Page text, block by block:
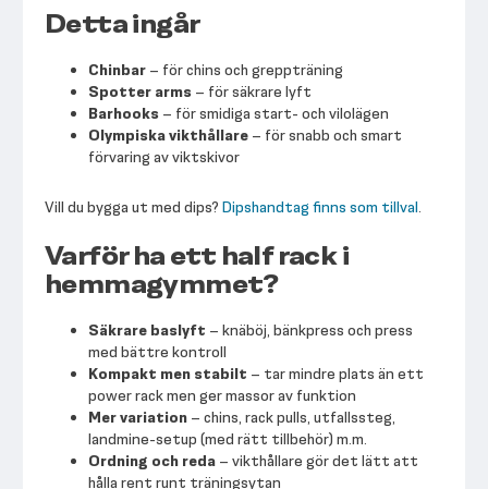
Detta ingår
Chinbar – för chins och greppträning
Spotter arms – för säkrare lyft
Barhooks – för smidiga start- och vilolägen
Olympiska vikthållare – för snabb och smart
förvaring av viktskivor
Vill du bygga ut med dips? Dipshandtag finns som tillval.
Varför ha ett half rack i
hemmagymmet?
Säkrare baslyft – knäböj, bänkpress och press
med bättre kontroll
Kompakt men stabilt – tar mindre plats än ett
power rack men ger massor av funktion
Mer variation – chins, rack pulls, utfallssteg,
landmine-setup (med rätt tillbehör) m.m.
Ordning och reda – vikthållare gör det lätt att
hålla rent runt träningsytan